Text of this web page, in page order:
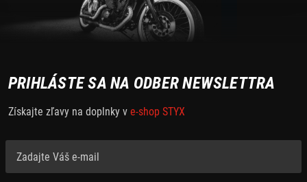
PRIHLÁSTE SA NA ODBER NEWSLETTRA
Získajte zľavy na doplnky v e-shop STYX